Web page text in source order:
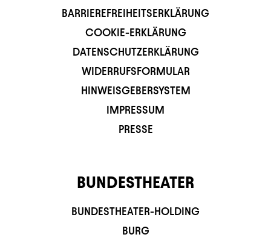
BARRIEREFREIHEITSERKLÄRUNG
COOKIE-ERKLÄRUNG
DATENSCHUTZERKLÄRUNG
WIDERRUFSFORMULAR
HINWEISGEBERSYSTEM
IMPRESSUM
PRESSE
BUNDESTHEATER
BUNDESTHEATER-HOLDING
BURG